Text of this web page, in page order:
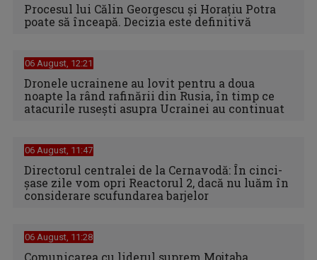
Procesul lui Călin Georgescu și Horațiu Potra
poate să înceapă. Decizia este definitivă
06 August, 12:21
Dronele ucrainene au lovit pentru a doua
noapte la rând rafinării din Rusia, în timp ce
atacurile rusești asupra Ucrainei au continuat
06 August, 11:47
Directorul centralei de la Cernavodă: În cinci-
şase zile vom opri Reactorul 2, dacă nu luăm în
considerare scufundarea barjelor
06 August, 11:28
Comunicarea cu liderul suprem Mojtaba